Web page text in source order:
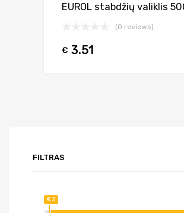
EUROL stabdžių valiklis
(0 reviews)
€ 3.51
FILTRAS
€ 3